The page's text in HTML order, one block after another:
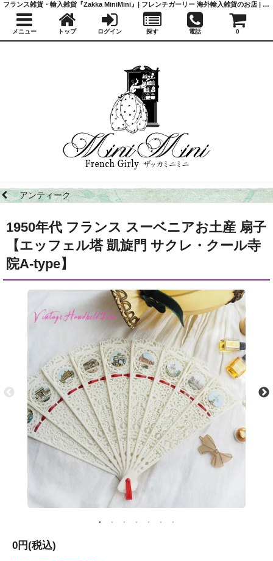
アンティーク
1950年代 フランス スーベニアお土産 扇子
【エッフェル塔 凱旋門 サクレ・クール寺
院A-type】
0円(税込)
フランス雑貨・輸入雑貨『Zakka MiniMini』| フレンチガーリー 海外輸入雑貨のお店 | かわいい雑貨 | 蚤の市 | アンティーク
メニュー トップ ログイン 探す 電話 0